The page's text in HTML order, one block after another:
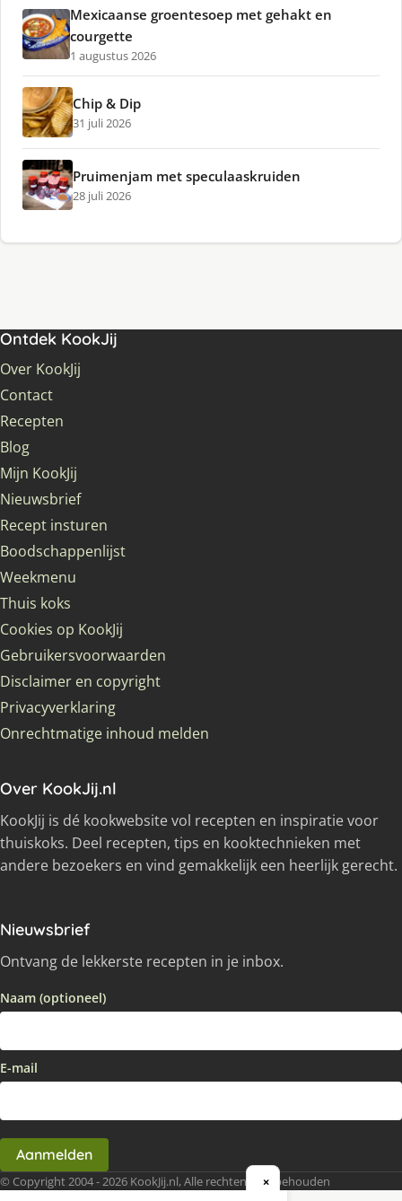
Mexicaanse groentesoep met gehakt en
courgette
1 augustus 2026
Chip & Dip
31 juli 2026
Pruimenjam met speculaaskruiden
28 juli 2026
Ontdek KookJij
Over KookJij
Contact
Recepten
Blog
Mijn KookJij
Nieuwsbrief
Recept insturen
Boodschappenlijst
Weekmenu
Thuis koks
Cookies op KookJij
Gebruikersvoorwaarden
Disclaimer en copyright
Privacyverklaring
Onrechtmatige inhoud melden
Over KookJij.nl
KookJij is dé kookwebsite vol recepten en inspiratie voor
thuiskoks. Deel recepten, tips en kooktechnieken met
andere bezoekers en vind gemakkelijk een heerlijk gerecht.
Nieuwsbrief
Ontvang de lekkerste recepten in je inbox.
Naam (optioneel)
E-mail
Aanmelden
© Copyright 2004 - 2026 KookJij.nl, Alle rechten voorbehouden
×